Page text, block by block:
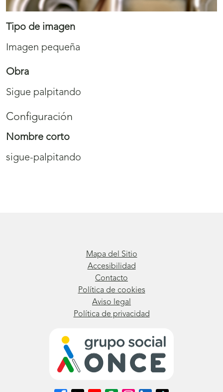
Tipo de imagen
Imagen pequeña
Obra
Sigue palpitando
Configuración
Nombre corto
sigue-palpitando
Mapa del Sitio
Accesibilidad
Contacto
Política de cookies
Aviso legal
Política de privacidad